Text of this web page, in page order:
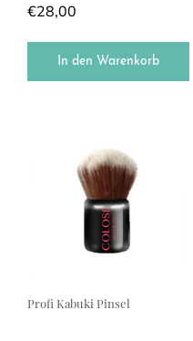
€28,00
In den Warenkorb
Profi Kabuki Pinsel